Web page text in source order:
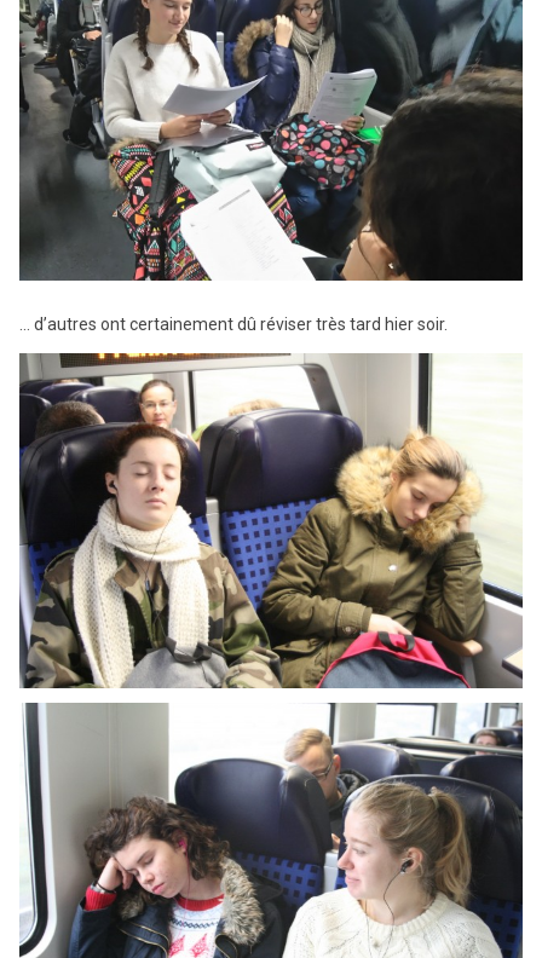
… d’autres ont certainement dû réviser très tard hier soir.